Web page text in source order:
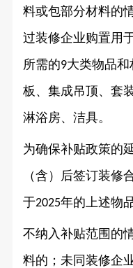
料或包部分材料的
过装修企业购置用
所需的9大类物品和
板、集成吊顶、套
淋浴房、洁具。
为确保补贴政策的
（含）后签订装修
于2025年的上述物
不纳入补贴范围的
料的；未同装修企